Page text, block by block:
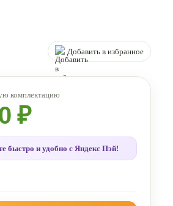
Добавить в избранное
₽
быстро и удобно с Яндекс Пэй!